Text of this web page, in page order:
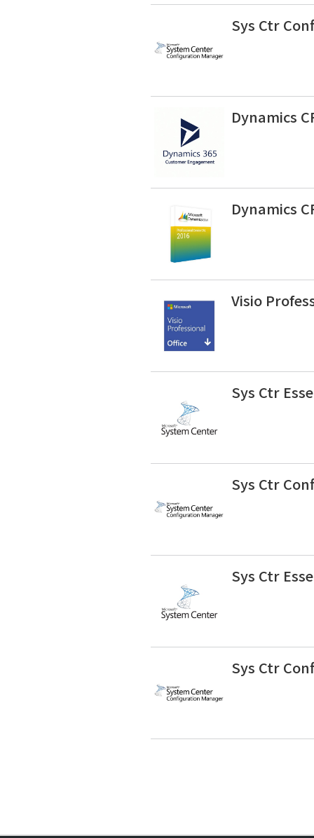
Sys Ctr
Dynamics
Dynamics
Visio
Sys Ctr
Sys Ctr
Sys Ctr
Sys Ctr